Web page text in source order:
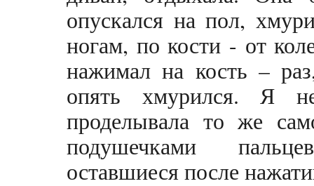
опускался на пол,
ногам, по кости - от
нажимал на кость –
опять хмурился. Я
проделывала то же
подушечками
оставшиеся после